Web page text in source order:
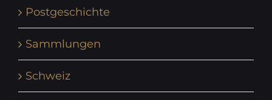
Postgeschichte
Sammlungen
Schweiz